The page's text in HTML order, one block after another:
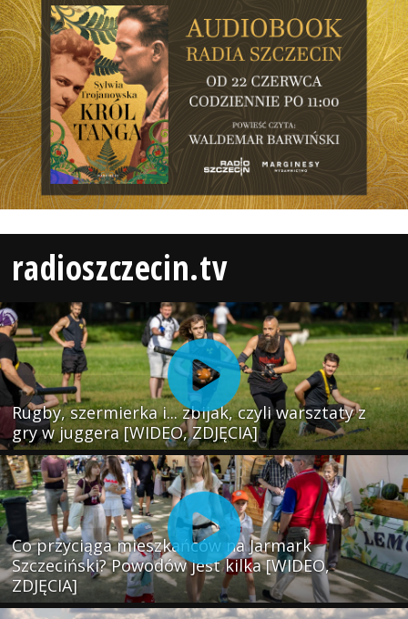
radioszczecin.tv
Rugby, szermierka i... zbijak, czyli warsztaty z
gry w juggera [WIDEO, ZDJĘCIA]
Co przyciąga mieszkańców na Jarmark
Szczeciński? Powodów jest kilka [WIDEO,
ZDJĘCIA]